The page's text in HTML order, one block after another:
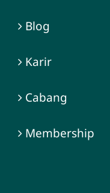
Blog
Karir
Cabang
Membership